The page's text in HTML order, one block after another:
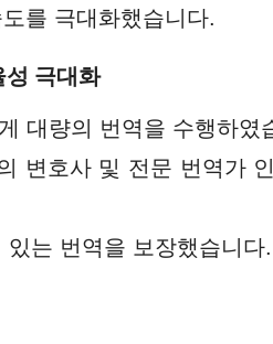
를 극대화했습니다.
성 극대화
대량의 번역을 수행하였
변호사 및 전문 번역가
는 번역을 보장했습니다.